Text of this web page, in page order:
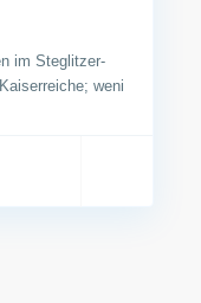
im Steglitzer-
weni